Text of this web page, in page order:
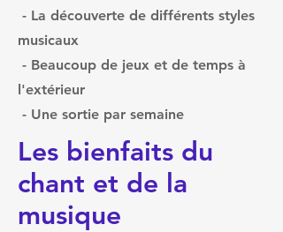
- La découverte de différents styles
musicaux
- Beaucoup de jeux et de temps à
l'extérieur
- Une sortie par semaine
Les bienfaits du
chant et de la
musique